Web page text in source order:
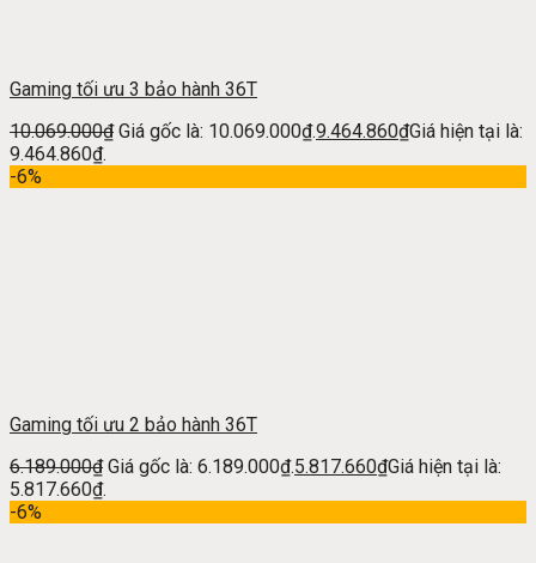
Gaming tối ưu 3 bảo hành 36T
10.069.000₫ Giá gốc là: 10.069.000₫.9.464.860₫Giá hiện tại là:
9.464.860₫.
-6%
Gaming tối ưu 2 bảo hành 36T
6.189.000₫ Giá gốc là: 6.189.000₫.5.817.660₫Giá hiện tại là:
5.817.660₫.
-6%